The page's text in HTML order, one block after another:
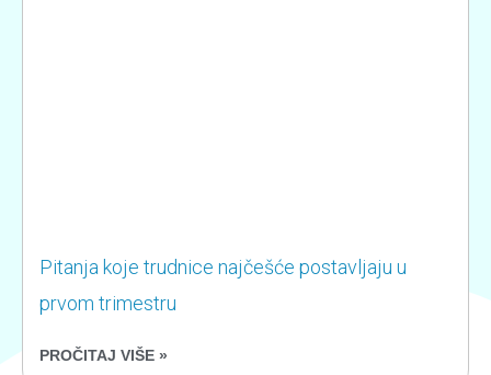
Pitanja koje trudnice najčešće postavljaju u
prvom trimestru
PROČITAJ VIŠE »